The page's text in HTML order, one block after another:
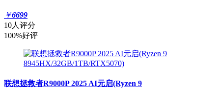
￥6699
10人评分
100%好评
联想拯救者R9000P 2025 AI元启(Ryzen 9